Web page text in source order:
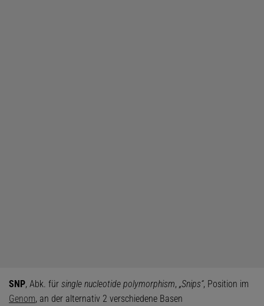
SNP, Abk. für single nucleotide polymorphism, „Snips“, Position im
Genom, an der alternativ 2 verschiedene Basen